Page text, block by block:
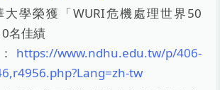
大學榮獲「WURI危機處理世界50
名佳績
https://www.ndhu.edu.tw/p/406-
tw